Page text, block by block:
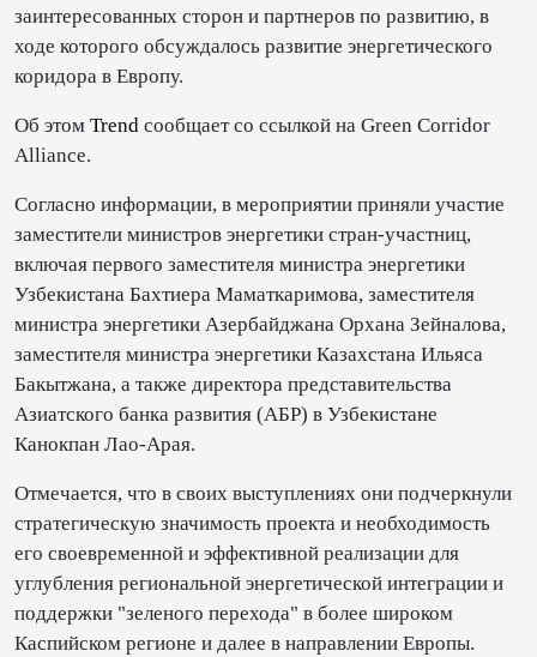
заинтересованных сторон и партнеров по развитию, в
ходе которого обсуждалось развитие энергетического
коридора в Европу.
Об этом Trend сообщает со ссылкой на Green Corridor
Alliance.
Согласно информации, в мероприятии приняли участие
заместители министров энергетики стран-участниц,
включая первого заместителя министра энергетики
Узбекистана Баxтиера Мамaткаримова, заместителя
министра энергетики Азербайджана Орхана Зейналова,
заместителя министра энергетики Казахстана Ильяса
Бакытжана, а также директора представительства
Азиатского банка развития (АБР) в Узбекистане
Канокпан Лао-Арая.
Отмечается, что в своих выступлениях они подчеркнули
стратегическую значимость проекта и необходимость
его своевременной и эффективной реализации для
углубления региональной энергетической интеграции и
поддержки "зеленого перехода" в более широком
Каспийском регионе и далее в направлении Европы.